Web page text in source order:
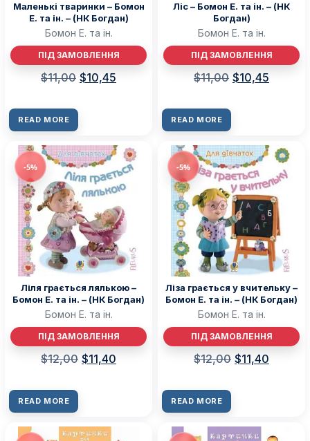
Маленькі тваринки – Бомон
Е. та ін. – (НК Богдан)
Бомон Е. та ін.
ПІД ЗАМОВЛЕННЯ
$11,00 $10,45
READ MORE
Ліс – Бомон Е. та ін. – (НК
Богдан)
Бомон Е. та ін.
ПІД ЗАМОВЛЕННЯ
$11,00 $10,45
READ MORE
-5%
Ліля грається лялькою –
Бомон Е. та ін. – (НК Богдан)
Бомон Е. та ін.
ПІД ЗАМОВЛЕННЯ
$12,00 $11,40
READ MORE
-5%
Ліза грається у вчительку –
Бомон Е. та ін. – (НК Богдан)
Бомон Е. та ін.
ПІД ЗАМОВЛЕННЯ
$12,00 $11,40
READ MORE